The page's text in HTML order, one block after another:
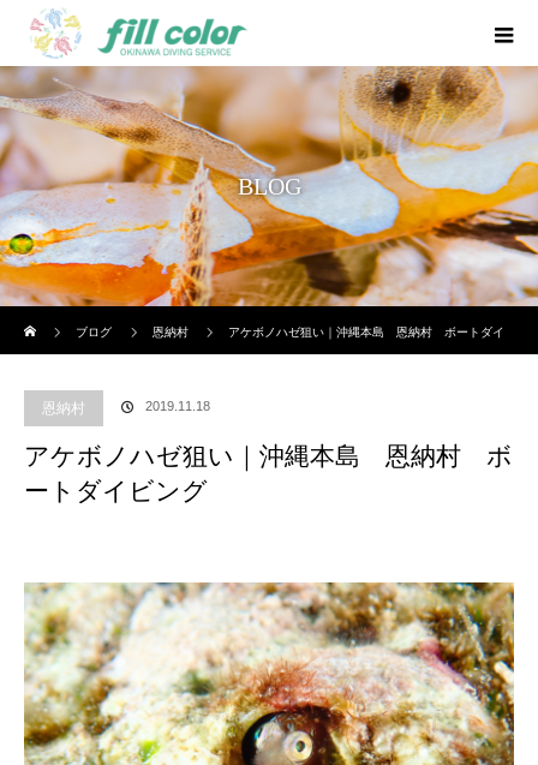
BLOG
ブログ
恩納村 アケボノハゼ狙い｜沖縄本島 恩納村 ボートダイ
恩納村 2019.11.18
アケボノハゼ狙い｜沖縄本島 恩納村 ボ
ートダイビング